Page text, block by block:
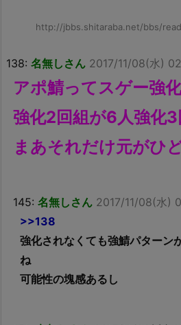
http://jbbs.shitaraba.net/bbs/
138: 名無しさん 2017/11/08(水)
アポ鯖ってスゲー強
強化2回組が6人強化
まあそれだけ元がひ
145: 名無しさん 2017/11/08(水)
>>138
強化されなくても強鯖パターン
ね
可能性の塊感あるし